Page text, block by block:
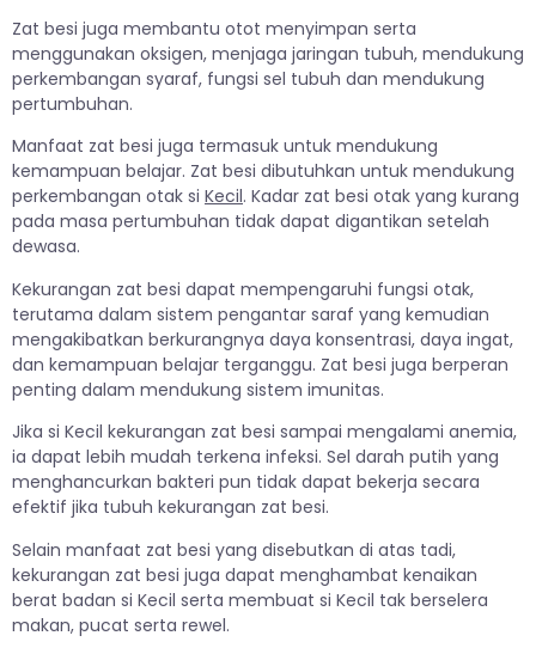
Zat besi juga membantu otot menyimpan serta
menggunakan oksigen, menjaga jaringan tubuh, mendukung
perkembangan syaraf, fungsi sel tubuh dan mendukung
pertumbuhan.
Manfaat zat besi juga termasuk untuk mendukung
kemampuan belajar. Zat besi dibutuhkan untuk mendukung
perkembangan otak si Kecil. Kadar zat besi otak yang kurang
pada masa pertumbuhan tidak dapat digantikan setelah
dewasa.
Kekurangan zat besi dapat mempengaruhi fungsi otak,
terutama dalam sistem pengantar saraf yang kemudian
mengakibatkan berkurangnya daya konsentrasi, daya ingat,
dan kemampuan belajar terganggu. Zat besi juga berperan
penting dalam mendukung sistem imunitas.
Jika si Kecil kekurangan zat besi sampai mengalami anemia,
ia dapat lebih mudah terkena infeksi. Sel darah putih yang
menghancurkan bakteri pun tidak dapat bekerja secara
efektif jika tubuh kekurangan zat besi.
Selain manfaat zat besi yang disebutkan di atas tadi,
kekurangan zat besi juga dapat menghambat kenaikan
berat badan si Kecil serta membuat si Kecil tak berselera
makan, pucat serta rewel.